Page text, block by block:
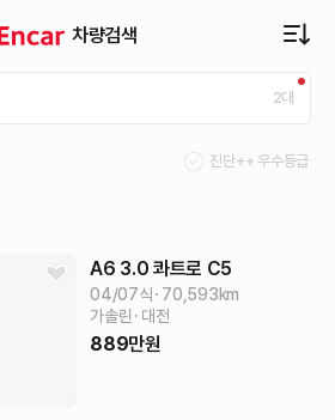
차량검색
2대
진단++ 우수등급
A6 3.0 콰트로 C5
04/07식 70,593km
가솔린
대전
889만원